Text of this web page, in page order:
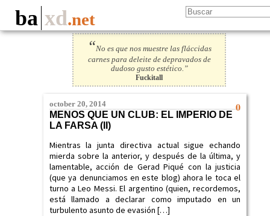
ba xd.net
“No es que nos muestre las fláccidas
carnes para deleite de depravados de
dudoso gusto estético.”
Fuckitall
0
october 20, 2014
MENOS QUE UN CLUB: EL IMPERIO DE
LA FARSA (II)
Mientras la junta directiva actual sigue echando
mierda sobre la anterior, y después de la última, y
lamentable, acción de Gerad Piqué con la justicia
(que ya denunciamos en este blog) ahora le toca el
turno a Leo Messi. El argentino (quien, recordemos,
está llamado a declarar como imputado en un
turbulento asunto de evasión […]